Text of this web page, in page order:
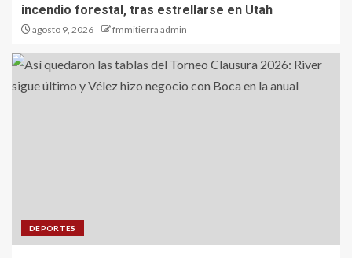
incendio forestal, tras estrellarse en Utah
agosto 9, 2026 fmmitierra admin
DEPORTES